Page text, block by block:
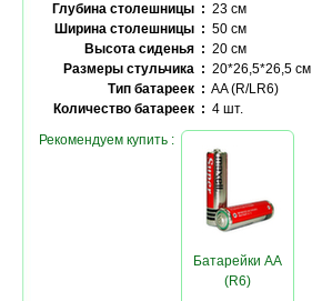
Глубина столешницы : 23 см
Ширина столешницы : 50 см
Высота сиденья : 20 см
Размеры стульчика : 20*26,5*26,5 см
Тип батареек : AA (R/LR6)
Количество батареек : 4 шт.
Рекомендуем купить :
Батарейки AA
(R6)